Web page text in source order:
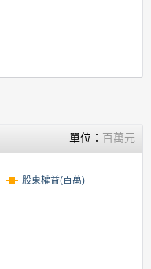
單位： 百萬元
股東權益(百萬)